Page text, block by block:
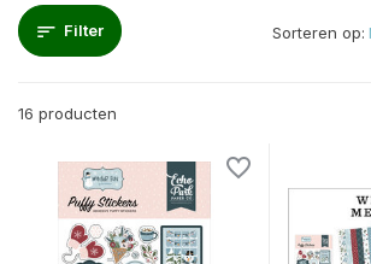
Filter
16 producten
Sorteren op: